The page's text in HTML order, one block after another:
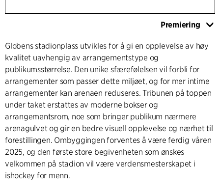
Premiering
Globens stadionplass utvikles for å gi en opplevelse av høy
kvalitet uavhengig av arrangementstype og
publikumsstørrelse. Den unike sfærefølelsen vil forbli for
arrangementer som passer dette miljøet, og for mer intime
arrangementer kan arenaen reduseres. Tribunen på toppen
under taket erstattes av moderne bokser og
arrangementsrom, noe som bringer publikum nærmere
arenagulvet og gir en bedre visuell opplevelse og nærhet til
forestillingen. Ombyggingen forventes å være ferdig våren
2025, og den første store begivenheten som ønskes
velkommen på stadion vil være verdensmesterskapet i
ishockey for menn.